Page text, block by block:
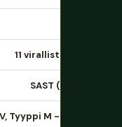
11 virallista kieltä
SAST (UTC+2)
Tyyppi M -pistoke